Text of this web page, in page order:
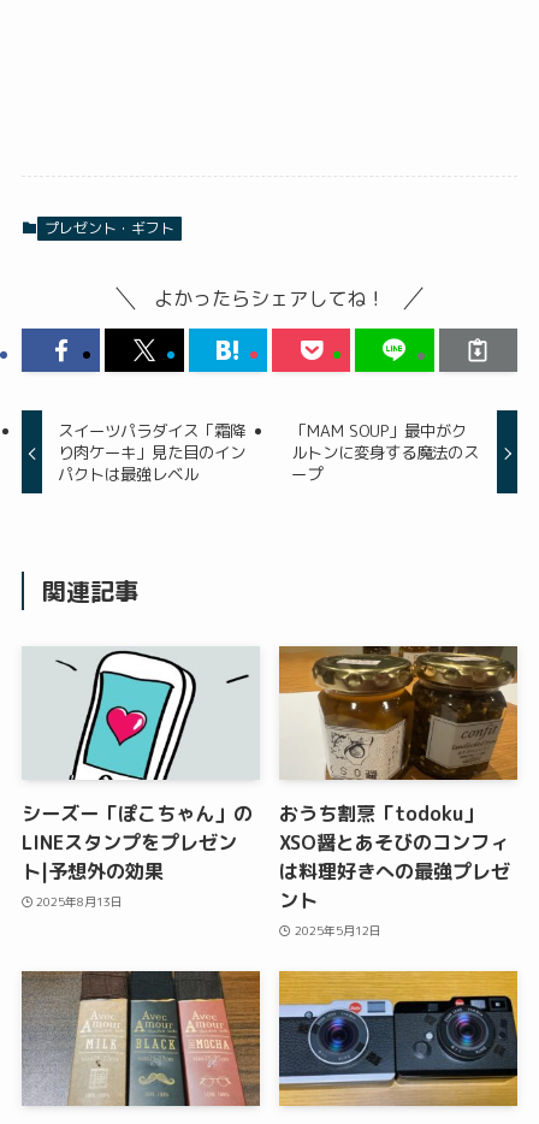
プレゼント・ギフト
よかったらシェアしてね！
スイーツパラダイス「霜降
り肉ケーキ」見た目のイン
パクトは最強レベル
「MAM SOUP」最中がク
ルトンに変身する魔法のス
ープ
関連記事
シーズー「ぽこちゃん」の
LINEスタンプをプレゼン
ト|予想外の効果
2025年8月13日
おうち割烹「todoku」
XSO醤とあそびのコンフィ
は料理好きへの最強プレゼ
ント
2025年5月12日